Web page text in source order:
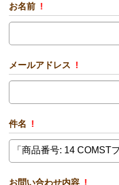
お名前 !
メールアドレス !
件名 !
お問い合わせ内容 !